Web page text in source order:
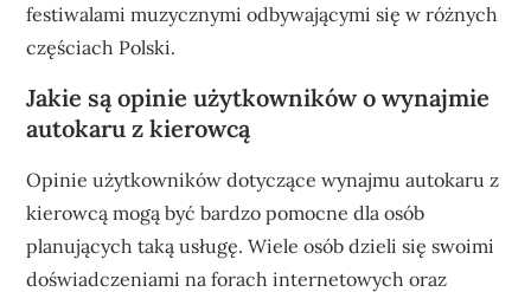
festiwalami muzycznymi odbywającymi się w różnych
częściach Polski.
Jakie są opinie użytkowników o wynajmie
autokaru z kierowcą
Opinie użytkowników dotyczące wynajmu autokaru z
kierowcą mogą być bardzo pomocne dla osób
planujących taką usługę. Wiele osób dzieli się swoimi
doświadczeniami na forach internetowych oraz